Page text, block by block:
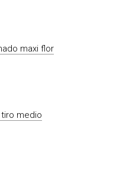
maxi flor
medio